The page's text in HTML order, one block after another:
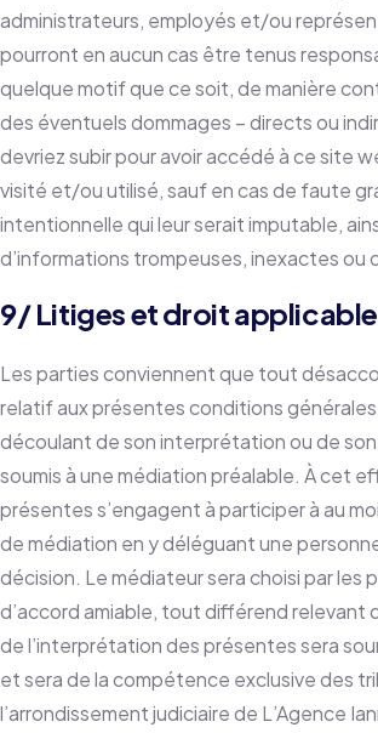
administrateurs, employés et/ou
pourront en aucun cas être tenus
quelque motif que ce soit, de manière
des éventuels dommages – directs ou
devriez subir pour avoir accédé à ce site
visité et/ou utilisé, sauf en cas de faute
intentionnelle qui leur serait imputable,
d’informations trompeuses, inexactes ou
9/ Litiges et droit applicable
Les parties conviennent que tout
relatif aux présentes conditions générales
découlant de son interprétation ou de
soumis à une médiation préalable. À cet
présentes s’engagent à participer à au
de médiation en y déléguant une
décision. Le médiateur sera choisi par les
d’accord amiable, tout différend relevant
de l’interprétation des présentes sera
et sera de la compétence exclusive des
l’arrondissement judiciaire de L’Agence